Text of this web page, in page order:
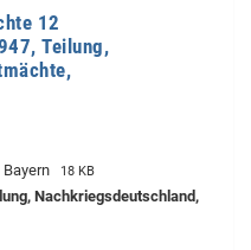
12
Teilung,
18 KB
Nachkriegsdeutschland,